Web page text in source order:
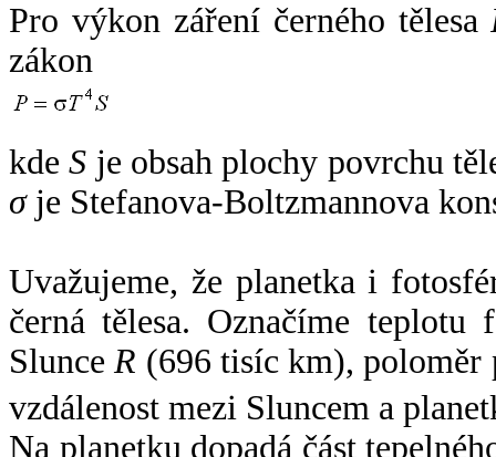
Pro výkon záření černého tělesa
zákon
kdeS je obsah plochy povrchu
σje Stefanova-Boltzmannova
Uvažujeme, že planetka i
černá tělesa. Označíme
SlunceR (696 tisíc km),
vzdálenost mezi Sluncem a
Na planetku dopadá část